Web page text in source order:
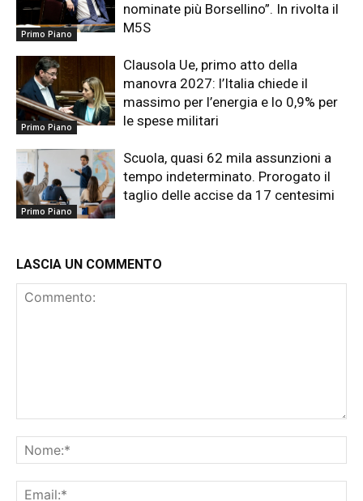
Primo Piano
nominate più Borsellino”. In rivolta il
M5S
Primo Piano
Clausola Ue, primo atto della
manovra 2027: l’Italia chiede il
massimo per l’energia e lo 0,9% per
le spese militari
Primo Piano
Scuola, quasi 62 mila assunzioni a
tempo indeterminato. Prorogato il
taglio delle accise da 17 centesimi
LASCIA UN COMMENTO